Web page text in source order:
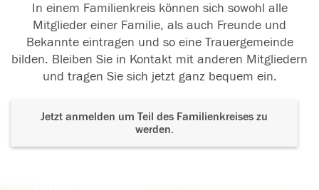
In einem Familienkreis können sich sowohl alle
Mitglieder einer Familie, als auch Freunde und
Bekannte eintragen und so eine Trauergemeinde
bilden. Bleiben Sie in Kontakt mit anderen Mitgliedern
und tragen Sie sich jetzt ganz bequem ein.
Jetzt anmelden um Teil des Familienkreises zu
werden.